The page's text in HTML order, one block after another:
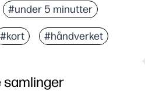
#under 5 minutter
#kort #håndverket
samlinger